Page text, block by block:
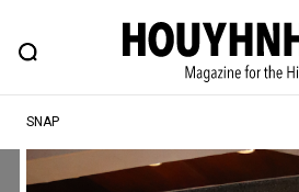
FEATURE BLOG
ヒップなファッション、カルチャー、ライ
SNAP